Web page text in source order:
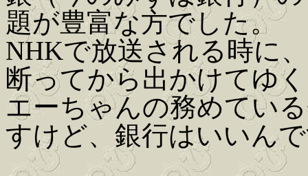
題が豊富な方でした。
NHKで放送される時に
断ってから出かけてゆ
エーちゃんの務めてい
すけど、銀行はいいん